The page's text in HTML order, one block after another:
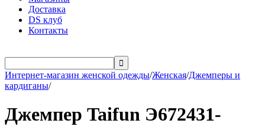
Доставка
DS клуб
Контакты

Интернет-магазин женской одежды/Женская/Джемперы и
кардиганы/
Джемпер Taifun Э672431-